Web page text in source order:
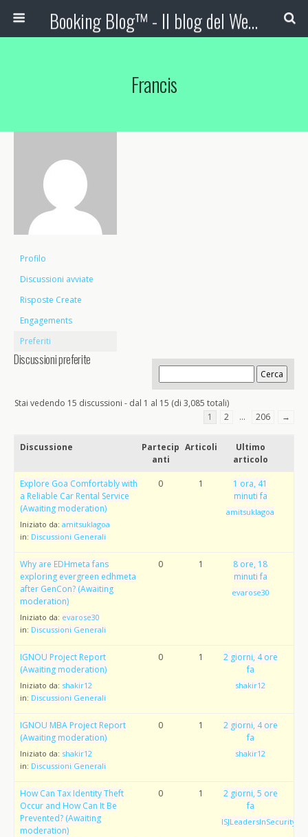
Booking Blog™ - Il blog del Web Marketing Turistico
Francis
Profilo
Discussioni avviate
Risposte Create
Engagements
Preferiti
Discussioni preferite
Stai vedendo 15 discussioni - dal 1 al 15 (di 3,085 totali)
1
2 … 206 →
Discussione
Partecip
anti
Articoli
Ultimo
articolo
Explore Goa Comfortably with
a Reliable Car Rental Service
(Awaiting moderation)
Iniziato da: amitsuklagoa
in: Discussioni Generali
0 1
1 ora, 41
minuti fa
amitsuklagoa
Why are EDHmeta fans
exploring evergreen edhmeta
after GenCon? (Awaiting
moderation)
Iniziato da: evarose30
in: Discussioni Generali
0 1
8 ore, 18
minuti fa
evarose30
IGNOU Project Report
(Awaiting moderation)
Iniziato da: shakir12
in: Discussioni Generali
0 1
2 giorni, 4 ore
fa
shakir12
IGNOU MBA Project Report
(Awaiting moderation)
Iniziato da: shakir12
in: Discussioni Generali
0 1
2 giorni, 4 ore
fa
shakir12
How Can Tax Identity Theft
Occur and How Can It Be
Prevented? (Awaiting
moderation)
0 1
2 giorni, 5 ore
fa